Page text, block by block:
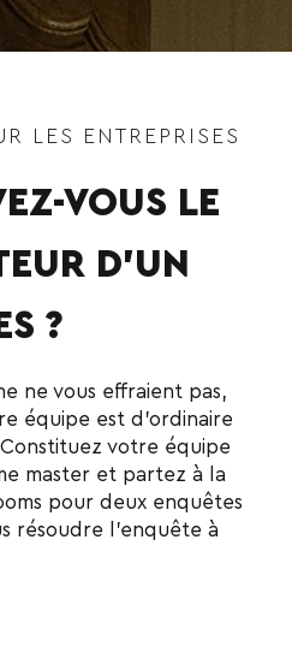
LES ENTREPRISES
VOUS LE
D’UN
?
ne vous effraient pas,
équipe est d’ordinaire
votre équipe
master et partez à la
pour deux enquêtes
résoudre l’enquête à